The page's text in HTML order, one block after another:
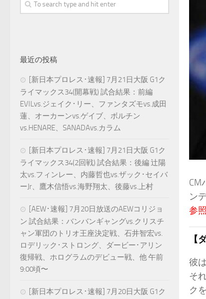
CM
ン
参
【
彼
そ
ク
最近の投稿
[新日本プロレス･速報] 7月21日大阪 G1ク
ライマックス34(開幕戦) 試合結果：前編
EVILvs.ジェイク･リー、ファンタズモvs.成田
蓮、オーカーンvs.ゲイブ、ボルチン
vs.HENARE、SANADAvs.カラム
[新日本プロレス･速報] 7月21日大阪 G1ク
ライマックス34(2回戦) 試合結果：後編 辻陽
太vs.フィンレー、内藤哲也vs.ザック･セイバ
ーJr、鷹木信悟vs.海野翔太、後藤vs.上村
[AEW･速報] 7月20日放送のAEWコリジョ
ン 試合結果：バンバンギャングvs.クリスチ
ャン軍団のトリオ王座決定戦、石井智宏vs.
ロデリック･ストロング、ダービー･アリン
復帰戦、ホログラムのデビュー戦、他 午前
9:00頃〜
[新日本プロレス･速報] 7月20日大阪 G1ク